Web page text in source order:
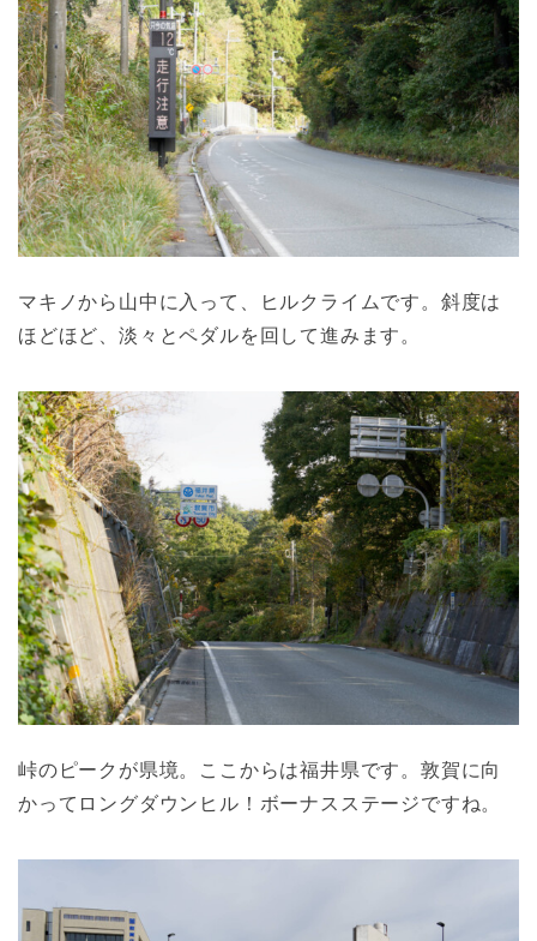
マキノから山中に入って、ヒルクライムです。斜度は
ほどほど、淡々とペダルを回して進みます。
峠のピークが県境。ここからは福井県です。敦賀に向
かってロングダウンヒル！ボーナスステージですね。